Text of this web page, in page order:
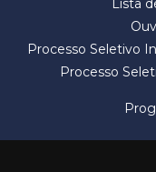
Lista
Processo Seletivo
Processo